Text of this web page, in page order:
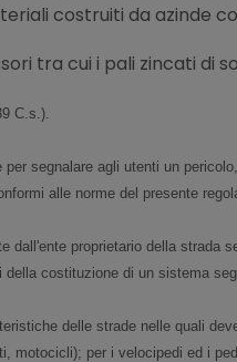
costruiti da azinde
tra cui i pali zincati di
C.s.).
segnalare agli utenti un
alle norme del presente
dall'ente proprietario della
costituzione di un sistema
delle strade nelle quali
motocicli); per i velocipedi ed i